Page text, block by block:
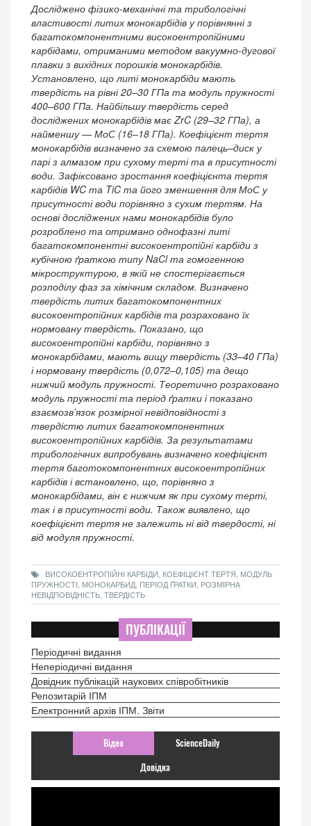
Досліджено фізико-механічні та трибологічні
властивості литих монокарбідів у порівнянні з
багатокомпонентними високоентропійними
карбідами, отриманими методом вакуумно-дугової
плавки з вихідних порошків монокарбідів.
Установлено, що литі монокарбіди мають
твердість на рівні 20–30 ГПа та модуль пружності
400–600 ГПа. Найбільшу твердість серед
досліджених монокарбідів має ZrC (29–32 ГПа), а
найменшу — МоС (16–18 ГПа). Коефіцієнт тертя
монокарбідів визначено за схемою палець–диск у
парі з алмазом при сухому терті та в присутності
води. Зафіксовано зростання коефіцієнта тертя
карбідів WC та TiC та його зменшення для МоС у
присутності води порівняно з сухим тертям. На
основі досліджених нами монокарбідів було
розроблено та отримано однофазні литі
багатокомпонентні високоентропійні карбіди з
кубічною ґраткою типу NaCl та гомогенною
мікроструктурою, в якій не спостерігається
розподілу фаз за хімічним складом. Визначено
твердість литих багатокомпонентних
високоентропійних карбідів та розраховано їх
нормовану твердість. Показано, що
високоентропійні карбіди, порівняно з
монокарбідами, мають вищу твердість (33–40 ГПа)
і нормовану твердість (0,072–0,105) та дещо
нижчий модуль пружності. Теоретично розраховано
модуль пружності та період ґратки і показано
взаємозв’язок розмірної невідповідності з
твердістю литих багатокомпонентних
високоентропійних карбідів. За результатами
трибологічних випробувань визначено коефіцієнт
тертя баготокомпонентних високоентропійних
карбідів і встановлено, що, порівняно з
монокарбідами, він є нижчим як при сухому терті,
так і в присутності води. Також виявлено, що
коефіцієнт тертя не залежить ні від твердості, ні
від модуля пружності.
ВИСОКОЕНТРОПІЙНІ КАРБІДИ, КОЕФІЦІЄНТ ТЕРТЯ, МОДУЛЬ
ПРУЖНОСТІ, МОНОКАРБИД, ПЕРІОД ҐРАТКИ, РОЗМІРНА
НЕВІДПОВІДНІСТЬ, ТВЕРДІСТЬ
ПУБЛІКАЦІЇ
Періодичні видання
Неперіодичні видання
Довідник публікацій наукових співробітників
Репозитарій ІПМ
Електронний архів ІПМ. Звіти
Відео ScienceDaily
Довідка